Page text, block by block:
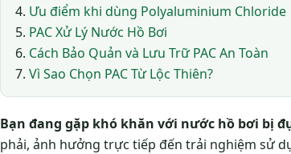
Ưu điểm khi dùng Polyaluminium Chloride
PAC Xử Lý Nước Hồ Bơi
Cách Bảo Quản và Lưu Trữ PAC An Toàn
Vì Sao Chọn PAC Từ Lộc Thiên?
Bạn đang gặp khó khăn với nước hồ bơi bị
phải, ảnh hưởng trực tiếp đến trải nghiệm sử